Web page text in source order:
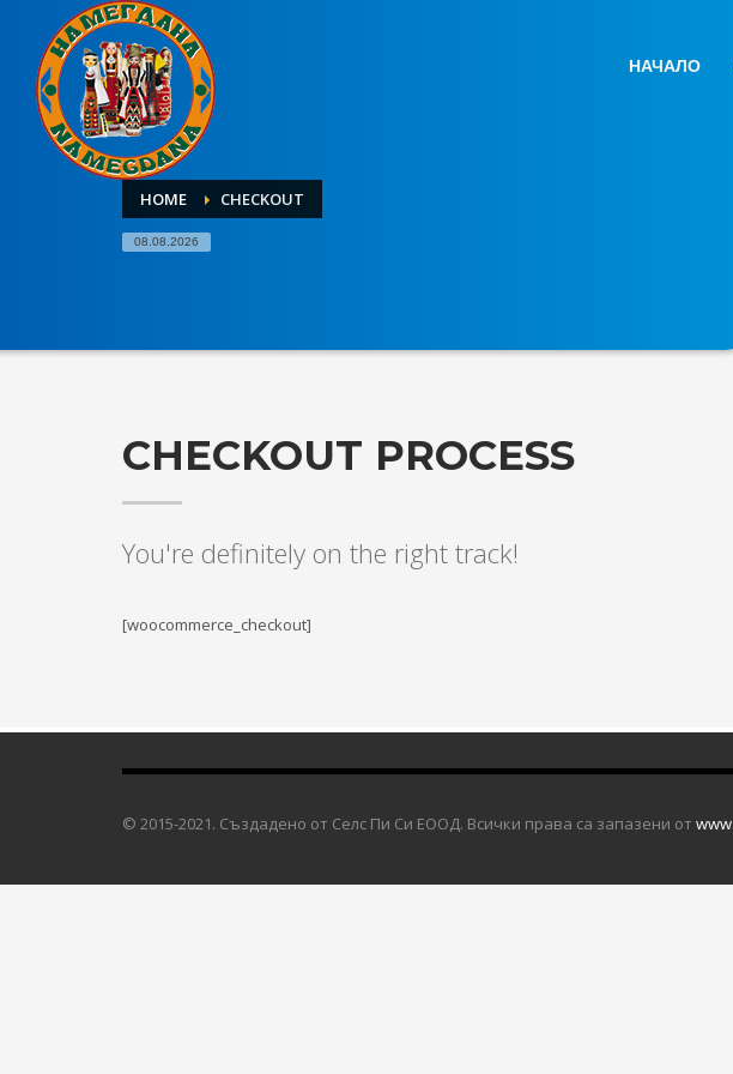
НАЧАЛО
HOME CHECKOUT
08.08.2026
CHECKOUT PROCESS
You're definitely on the right track!
[woocommerce_checkout]
© 2015-2021. Създадено от Селс Пи Си ЕООД. Всички права са запазени от